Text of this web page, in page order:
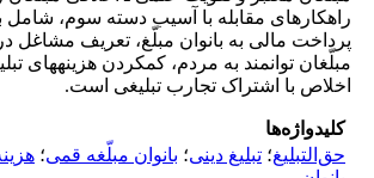
راهکارهای مقابله با آسیب دسته سوم،
پرداخت مالی به بانوان مبلّغ، تعریف مشاغل
مبلّغان توانمند به مردم، کم­کردن هزینه­های
اخلاص با اشتراک تجارب تبلیغی است.
کلیدواژه‌ها
حق‌التبلیغ؛ تبلیغ دینی؛ بانوان مبلّغه قمی؛